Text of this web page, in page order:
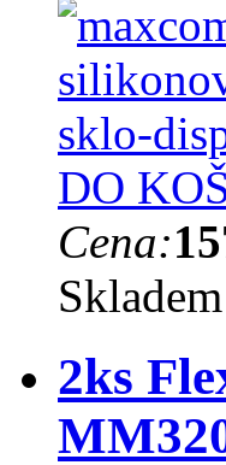
DO
Cena:
Skladem
2ks